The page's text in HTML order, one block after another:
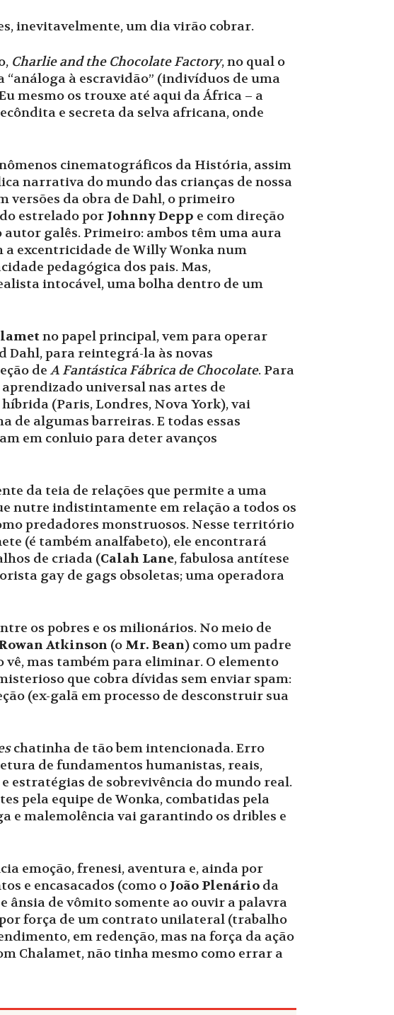
inevitavelmente, um dia virão cobrar.
Charlie and the Chocolate Factory, no qual o
à escravidão” (indivíduos de uma
mesmo os trouxe até aqui da África – a
e secreta da selva africana, onde
cinematográficos da História, assim
narrativa do mundo das crianças de nossa
versões da obra de Dahl, o primeiro
estrelado por Johnny Depp e com direção
galês. Primeiro: ambos têm uma aura
a excentricidade de Willy Wonka num
pedagógica dos pais. Mas,
intocável, uma bolha dentro de um
no papel principal, vem para operar
Dahl, para reintegrá-la às novas
de A Fantástica Fábrica de Chocolate. Para
universal nas artes de
(Paris, Londres, Nova York), vai
de algumas barreiras. E todas essas
em conluio para deter avanços
da teia de relações que permite a uma
nutre indistintamente em relação a todos os
predadores monstruosos. Nesse território
(é também analfabeto), ele encontrará
de criada (Calah Lane, fabulosa antítese
gay de gags obsoletas; uma operadora
os pobres e os milionários. No meio de
Atkinson (o Mr. Bean) como um padre
mas também para eliminar. O elemento
que cobra dívidas sem enviar spam:
(ex-galã em processo de desconstruir sua
chatinha de tão bem intencionada. Erro
de fundamentos humanistas, reais,
estratégias de sobrevivência do mundo real.
pela equipe de Wonka, combatidas pela
e malemolência vai garantindo os dribles e
emoção, frenesi, aventura e, ainda por
e encasacados (como o João Plenário da
ânsia de vômito somente ao ouvir a palavra
por força de um contrato unilateral (trabalho
em redenção, mas na força da ação
Chalamet, não tinha mesmo como errar a